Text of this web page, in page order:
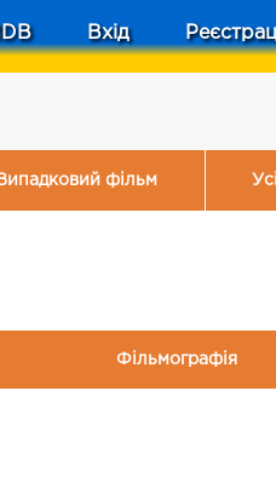
Вхід
Випадковий фільм
Фільмографія